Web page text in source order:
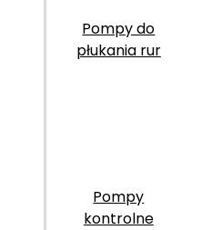
Pompy do
płukania rur
Pompy
kontrolne